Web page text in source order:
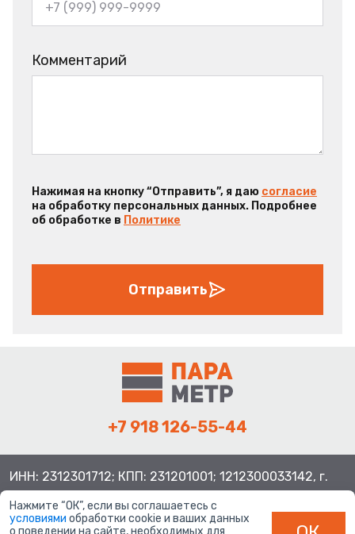
Комментарий
Нажимая на кнопку “Отправить”, я даю согласие
на обработку персональных данных. Подробнее
об обработке в Политике
Отправить
+7 918 126-55-44
ИНН: 2312301712; КПП: 231201001; 1212300033142, г.
Нажмите “ОК”, если вы соглашаетесь с
условиями обработки cookie и ваших данных
о поведении на сайте, необходимых для